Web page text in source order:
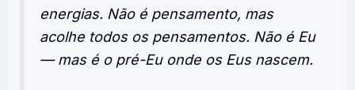
energias. Não é pensamento, mas
acolhe todos os pensamentos. Não é Eu
— mas é o pré-Eu onde os Eus nascem.